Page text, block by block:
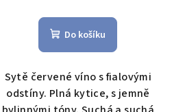
Do košíku
Sytě červené víno s fialovými
odstíny. Plná kytice, s jemně